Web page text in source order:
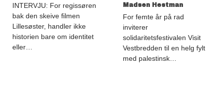
INTERVJU: For regissøren
bak den skeive filmen
Lillesøster, handler ikke
historien bare om identitet
eller…
Madsen Hestman
For femte år på rad
inviterer
solidaritetsfestivalen Visit
Vestbredden til en helg fylt
med palestinsk…